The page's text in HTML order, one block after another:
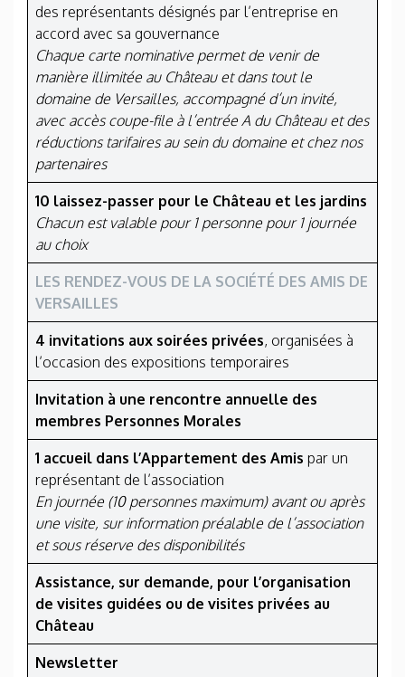
des représentants désignés par l’entreprise en
accord avec sa gouvernance
Chaque carte nominative permet de venir de
manière illimitée au Château et dans tout le
domaine de Versailles, accompagné d’un invité,
avec accès coupe-file à l’entrée A du Château et des
réductions tarifaires au sein du domaine et chez nos
partenaires
10 laissez-passer pour le Château et les jardins
Chacun est valable pour 1 personne pour 1 journée
au choix
LES RENDEZ-VOUS DE LA SOCIÉTÉ DES AMIS DE
VERSAILLES
4 invitations aux soirées privées, organisées à
l’occasion des expositions temporaires
Invitation à une rencontre annuelle des
membres Personnes Morales
1 accueil dans l’Appartement des Amis par un
représentant de l’association
En journée (10 personnes maximum) avant ou après
une visite, sur information préalable de l’association
et sous réserve des disponibilités
Assistance, sur demande, pour l’organisation
de visites guidées ou de visites privées au
Château
Newsletter